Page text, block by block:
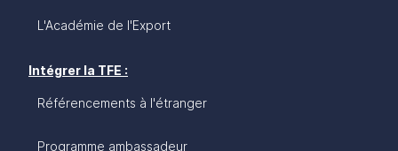
L'Académie de l'Export
Intégrer la TFE :
Référencements à l'étranger
Programme ambassadeur